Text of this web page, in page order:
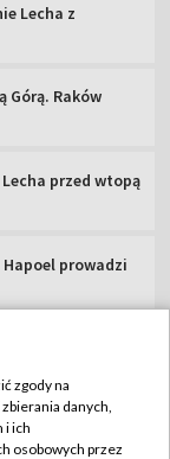
Lecha z
Górą. Raków
przed wtopą
prowadzi
zgody na
danych,
i ich
osobowych przez